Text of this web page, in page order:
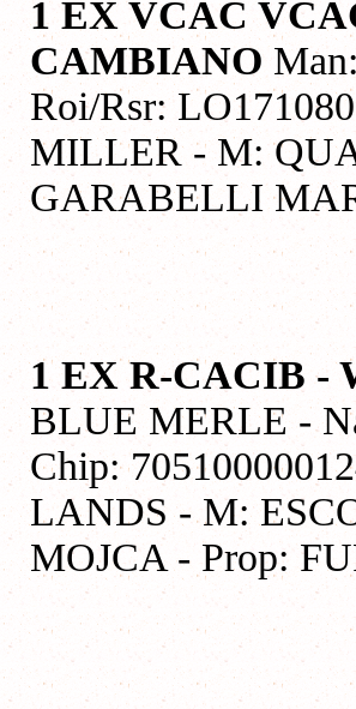
1 EX VCAC
CAMBIANO
Roi/Rsr:
MILLER - M:
GARABELLI
1 EX R-CACIB -
BLUE MERLE -
Chip:
LANDS - M:
MOJCA - Prop: